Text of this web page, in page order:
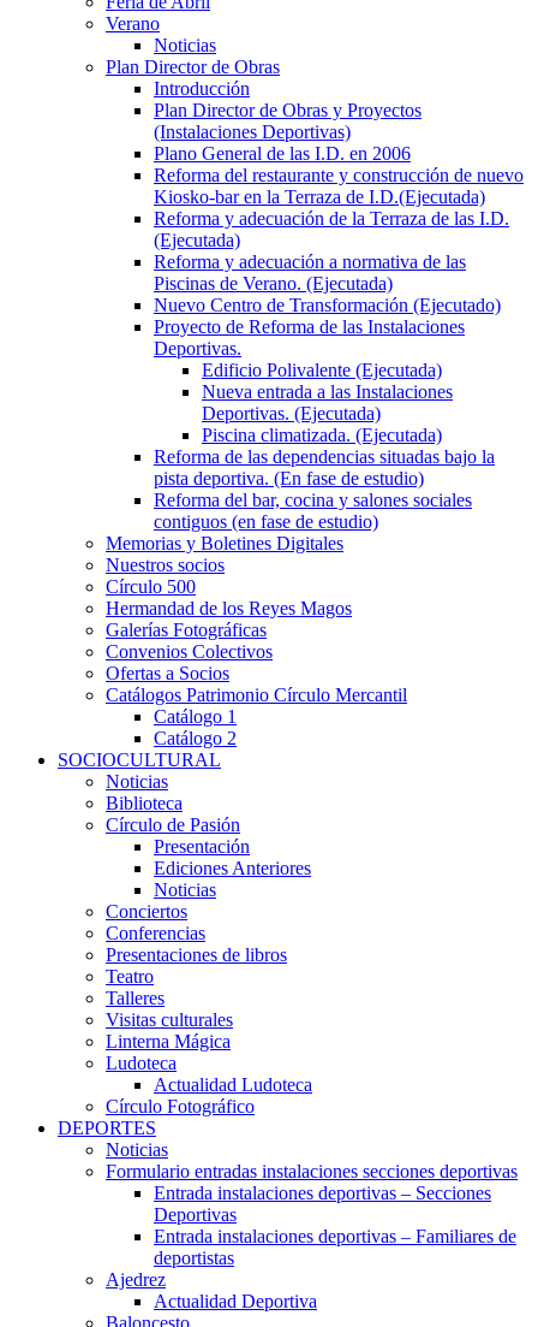
Verano
Noticias
Plan Director de Obras
Introducción
Plan Director de Obras y Proyectos
(Instalaciones Deportivas)
Plano General de las I.D. en 2006
Reforma del restaurante y construcción de nuevo
Kiosko-bar en la Terraza de I.D.(Ejecutada)
Reforma y adecuación de la Terraza de las I.D.
(Ejecutada)
Reforma y adecuación a normativa de las
Piscinas de Verano. (Ejecutada)
Nuevo Centro de Transformación (Ejecutado)
Proyecto de Reforma de las Instalaciones
Deportivas.
Edificio Polivalente (Ejecutada)
Nueva entrada a las Instalaciones
Deportivas. (Ejecutada)
Piscina climatizada. (Ejecutada)
Reforma de las dependencias situadas bajo la
pista deportiva. (En fase de estudio)
Reforma del bar, cocina y salones sociales
contiguos (en fase de estudio)
Memorias y Boletines Digitales
Nuestros socios
Círculo 500
Hermandad de los Reyes Magos
Galerías Fotográficas
Convenios Colectivos
Ofertas a Socios
Catálogos Patrimonio Círculo Mercantil
Catálogo 1
Catálogo 2
SOCIOCULTURAL
Noticias
Biblioteca
Círculo de Pasión
Presentación
Ediciones Anteriores
Noticias
Conciertos
Conferencias
Presentaciones de libros
Teatro
Talleres
Visitas culturales
Linterna Mágica
Ludoteca
Actualidad Ludoteca
Círculo Fotográfico
DEPORTES
Noticias
Formulario entradas instalaciones secciones deportivas
Entrada instalaciones deportivas – Secciones
Deportivas
Entrada instalaciones deportivas – Familiares de
deportistas
Ajedrez
Actualidad Deportiva
Baloncesto